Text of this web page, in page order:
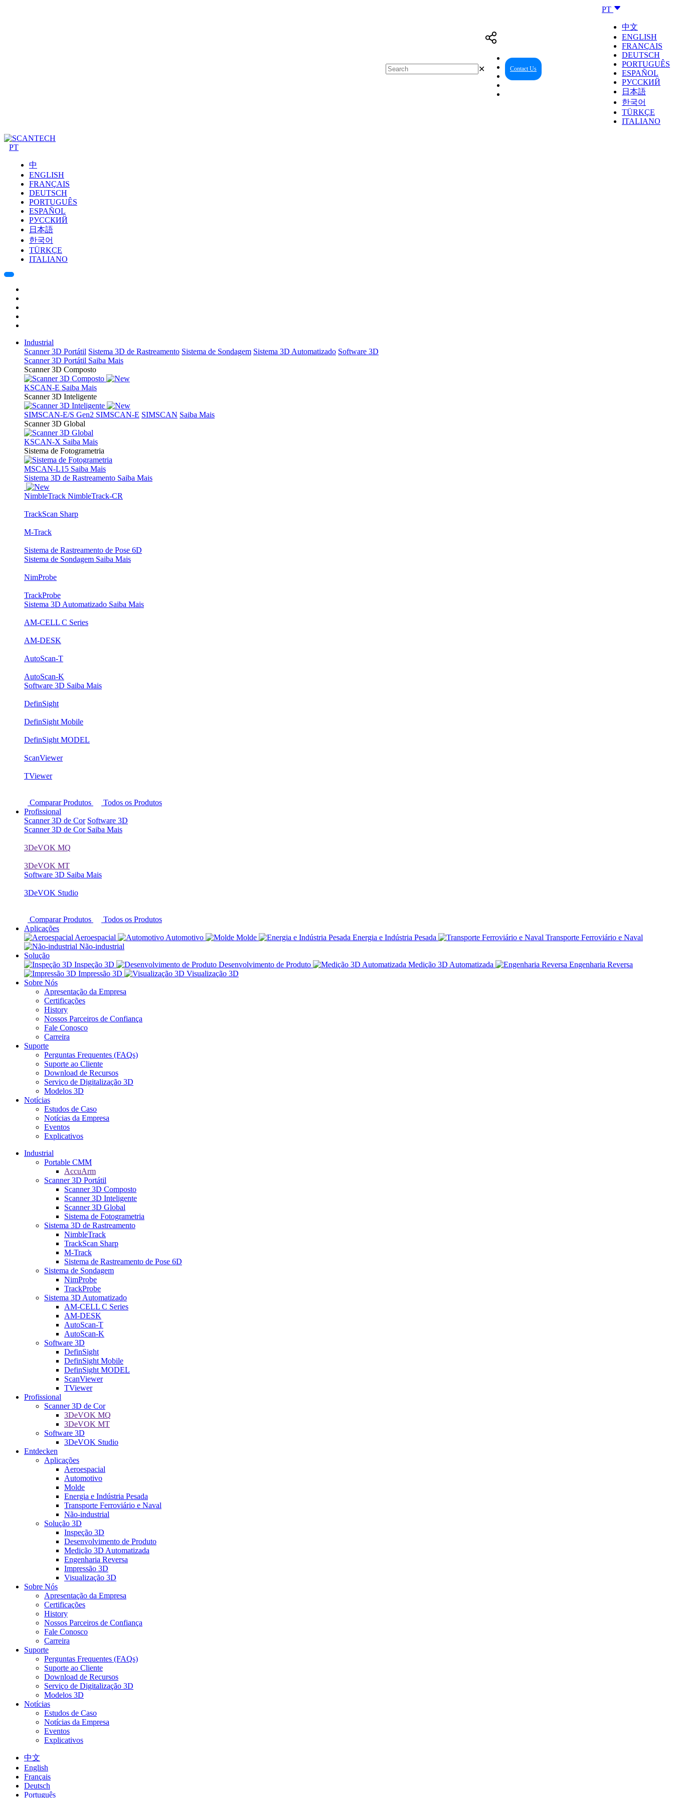
PT
中文
ENGLISH
FRANÇAIS
DEUTSCH
PORTUGUÊS
ESPAÑOL
РУССКИЙ
日本語
한국어
TÜRKÇE
ITALIANO
Contact Us
✕
PT
中
ENGLISH
FRANÇAIS
DEUTSCH
PORTUGUÊS
ESPAÑOL
РУССКИЙ
日本語
한국어
TÜRKÇE
ITALIANO
Industrial
Scanner 3D Portátil Sistema 3D de Rastreamento Sistema de Sondagem Sistema 3D Automatizado Software 3D
Scanner 3D Portátil Saiba Mais
Scanner 3D Composto
KSCAN-E Saiba Mais
Scanner 3D Inteligente
SIMSCAN-E/S Gen2 SIMSCAN-E SIMSCAN Saiba Mais
Scanner 3D Global
KSCAN-X Saiba Mais
Sistema de Fotogrametria
MSCAN-L15 Saiba Mais
Sistema 3D de Rastreamento Saiba Mais
NimbleTrack NimbleTrack-CR
TrackScan Sharp
M-Track
Sistema de Rastreamento de Pose 6D
Sistema de Sondagem Saiba Mais
NimProbe
TrackProbe
Sistema 3D Automatizado Saiba Mais
AM-CELL C Series
AM-DESK
AutoScan-T
AutoScan-K
Software 3D Saiba Mais
DefinSight
DefinSight Mobile
DefinSight MODEL
ScanViewer
TViewer
Comparar Produtos
Todos os Produtos
Profissional
Scanner 3D de Cor Software 3D
Scanner 3D de Cor Saiba Mais
3DeVOK MQ
3DeVOK MT
Software 3D Saiba Mais
3DeVOK Studio
Comparar Produtos
Todos os Produtos
Aplicações
Aeroespacial
Automotivo Molde Energia e Indústria Pesada
Transporte Ferroviário e Naval
Não-industrial
Solução
Inspeção 3D
Desenvolvimento de Produto Medição 3D Automatizada
Engenharia Reversa
Impressão 3D
Visualização 3D
Sobre Nós
Apresentação da Empresa
Certificações
History
Nossos Parceiros de Confiança
Fale Conosco
Carreira
Suporte
Perguntas Frequentes (FAQs)
Suporte ao Cliente
Download de Recursos
Serviço de Digitalização 3D
Modelos 3D
Notícias
Estudos de Caso
Notícias da Empresa
Eventos
Explicativos
Industrial
Portable CMM
AccuArm
Scanner 3D Portátil
Scanner 3D Composto
Scanner 3D Inteligente
Scanner 3D Global
Sistema de Fotogrametria
Sistema 3D de Rastreamento
NimbleTrack
TrackScan Sharp
M-Track
Sistema de Rastreamento de Pose 6D
Sistema de Sondagem
NimProbe
TrackProbe
Sistema 3D Automatizado
AM-CELL C Series
AM-DESK
AutoScan-T
AutoScan-K
Software 3D
DefinSight
DefinSight Mobile
DefinSight MODEL
ScanViewer
TViewer
Profissional
Scanner 3D de Cor
3DeVOK MQ
3DeVOK MT
Software 3D
3DeVOK Studio
Entdecken
Aplicações
Aeroespacial
Automotivo
Molde
Energia e Indústria Pesada
Transporte Ferroviário e Naval
Não-industrial
Solução 3D
Inspeção 3D
Desenvolvimento de Produto
Medição 3D Automatizada
Engenharia Reversa
Impressão 3D
Visualização 3D
Sobre Nós
Apresentação da Empresa
Certificações
History
Nossos Parceiros de Confiança
Fale Conosco
Carreira
Suporte
Perguntas Frequentes (FAQs)
Suporte ao Cliente
Download de Recursos
Serviço de Digitalização 3D
Modelos 3D
Notícias
Estudos de Caso
Notícias da Empresa
Eventos
Explicativos
中文
English
Français
Deutsch
Português